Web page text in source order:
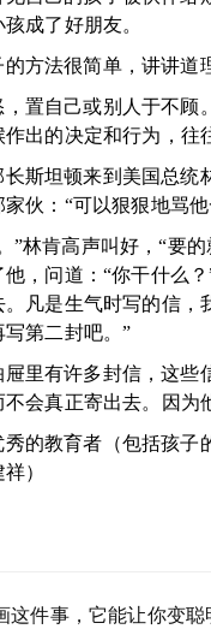
成了好朋友。
法很简单，讲讲道理
自己或别人于不顾。
出的决定和行为，往
坦顿来到美国总统林
伙：“可以狠狠地骂
肯高声叫好，“要的
，问道：“你干什么
凡是生气时写的信
第二封吧。”
有许多封信，这些信
会真正寄出去。因为
教育者（包括孩子的
）
这件事，它能让你变聪